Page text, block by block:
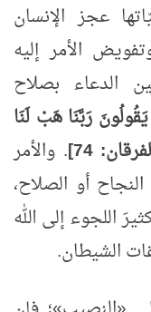
عجز الإنسان
الأمر إليه
الدعاء بصلاح
رَبَّنَا هَبْ لَنَا
74]. والأمر
أو الصلاح،
اللجوء إلى الله
الشيطان.